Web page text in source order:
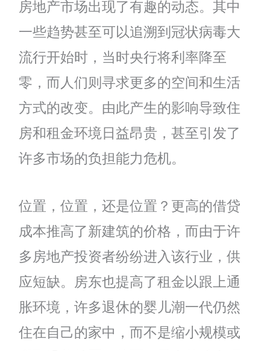
房地产市场出现了有趣的动态。其中
一些趋势甚至可以追溯到冠状病毒大
流行开始时，当时央行将利率降至
零，而人们则寻求更多的空间和生活
方式的改变。由此产生的影响导致住
房和租金环境日益昂贵，甚至引发了
许多市场的负担能力危机。
位置，位置，还是位置？更高的借贷
成本推高了新建筑的价格，而由于许
多房地产投资者纷纷进入该行业，供
应短缺。房东也提高了租金以跟上通
胀环境，许多退休的婴儿潮一代仍然
住在自己的家中，而不是缩小规模或